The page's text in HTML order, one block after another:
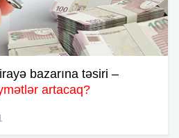
bazarına təsiri –
artacaq?